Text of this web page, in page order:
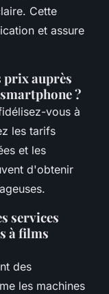
Cette
et assure
prix auprès
?
vous à
les tarifs
et les
d'obtenir
services
à films
des
les machines